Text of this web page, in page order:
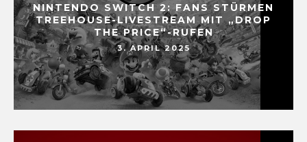
NINTENDO SWITCH 2: FANS STÜRMEN
TREEHOUSE-LIVESTREAM MIT „DROP
THE PRICE“-RUFEN
3. APRIL 2025